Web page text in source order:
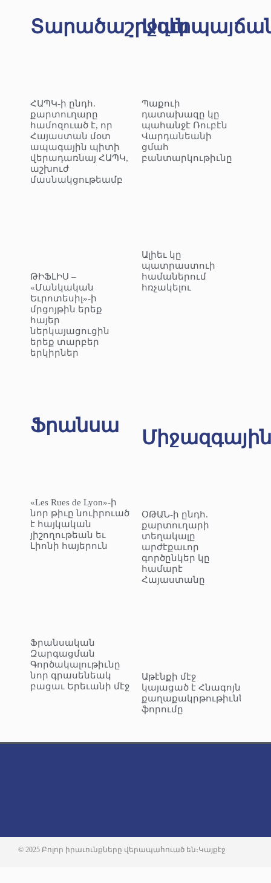
Տարածաշրջան
ՀԱՊԿ-ի ընդհ.
քարտուղարը
համոզուած է, որ
Հայաստան մօտ
ապագային պիտի
վերադառնայ ՀԱՊԿ,
աշխուժ
մասնակցութեամբ
ԹԻՖԼԻՍ –
«Մանկական
Եւրոտեսիլ»-ի
մրցոյթին երեք
հայեր
ներկայացուցին
երեք տարբեր
երկիրներ
Պաքուի
դատախազը կը
պահանջէ Ռուբէն
Վարդանեանի
ցմահ
բանտարկութիւնը
Ալիեւ կը
պատրաստուի
համաներում
հռչակելու
Ֆրանսա
«Les Rues de Lyon»-ի
նոր թիւը նուիրուած
է հայկական
յիշողութեան եւ
Լիոնի հայերուն
Ֆրանսական
Զարգացման
Գործակալութիւնը
նոր գրասենեակ
բացաւ Երեւանի մէջ
Միջազգային
ՕԹԱՆ-ի ընդհ.
քարտուղարի
տեղակալը
արժէքաւոր
գործընկեր կը
համարէ
Հայաստանը
Աթէնքի մէջ
կայացած է Հնագոյն
քաղաքակրթութիւններու
ֆորումը
© 2025 Բոլոր իրաւունքները վերապահուած են։Կայքէջ